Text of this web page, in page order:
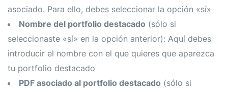
asociado. Para ello, debes seleccionar la opción «sí»
Nombre del portfolio destacado (sólo si
seleccionaste «sí» en la opción anterior): Aquí debes
introducir el nombre con el que quieres que aparezca
tu portfolio destacado
PDF asociado al portfolio destacado (sólo si